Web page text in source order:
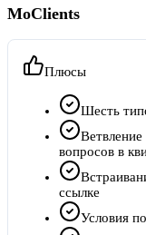
MoClients
Плюсы
Шесть
вопросов в
ссылке
Условия